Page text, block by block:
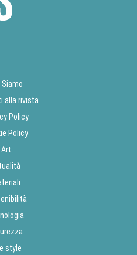
Siamo
alla rivista
Policy
Policy
Art
style